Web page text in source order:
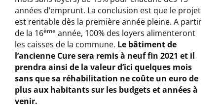
années d’emprunt. La conclusion est que le projet
est rentable dès la première année pleine. A partir
de la 16ème année, 100% des loyers alimenteront
les caisses de la commune. Le bâtiment de
l’ancienne Cure sera remis à neuf fin 2021 et il
prendra ainsi de la valeur d’ici quelques mois
sans que sa réhabilitation ne coûte un euro de
plus aux habitants sur les budgets et années à
venir.